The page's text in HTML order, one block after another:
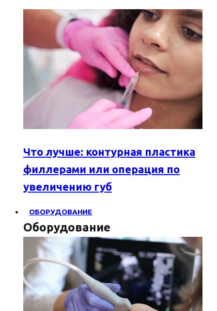
Что лучше: контурная пластика
филлерами или операция по
увеличению губ
ОБОРУДОВАНИЕ
Оборудование